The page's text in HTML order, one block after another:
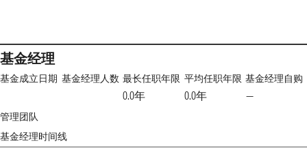
基金经理
基金成立日期 基金经理人数 最长任职年限
0.0年
平均任职年限
0.0年
基金经理自购
—
管理团队
基金经理时间线